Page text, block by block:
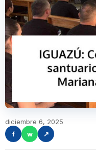
diciembre 6, 2025
f
w ↗